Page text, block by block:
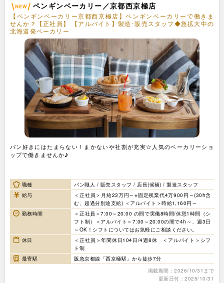
ペンギンベーカリー／京都西京極店
【ペンギンベーカリー京都西京極店】ペンギンベーカリーで働きま
せんか？【正社員】 【アルバイト】製造･販売スタッフ◆急拡大中の
北海道発ベーカリー
パン好きにはたまらない！まかないや社割が充実☆人気のベーカリーショ
ップで働きませんか♪
職種
パン職人 / 販売スタッフ / 店長(候補) / 製造スタッフ
給与
＜正社員＞月給23万円～※固定残業代4万900円～(30h含
む、超過分別途支給) ＜アルバイト＞時給1,160円～
勤務時間
＜正社員＞7:00～20:00 の間で実働8時間/休憩1時間（シ
フト制）＜アルバイト＞7:00～20:00の間で4h～、週3日
～OK！シフトについてはお気軽にご相談ください。
休日
＜正社員＞年間休日104日/4週8休 ＜アルバイト＞シフ
ト制
最寄駅
阪急京都線「西京極駅」から徒歩7分
掲載期間：2026/10/31まで
更新日付：2025/10/31